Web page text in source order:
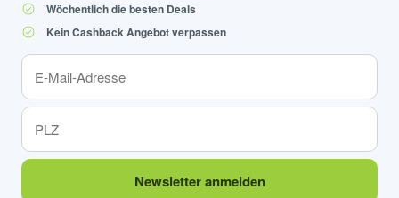
Wöchentlich die besten Deals
Kein Cashback Angebot verpassen
Newsletter anmelden